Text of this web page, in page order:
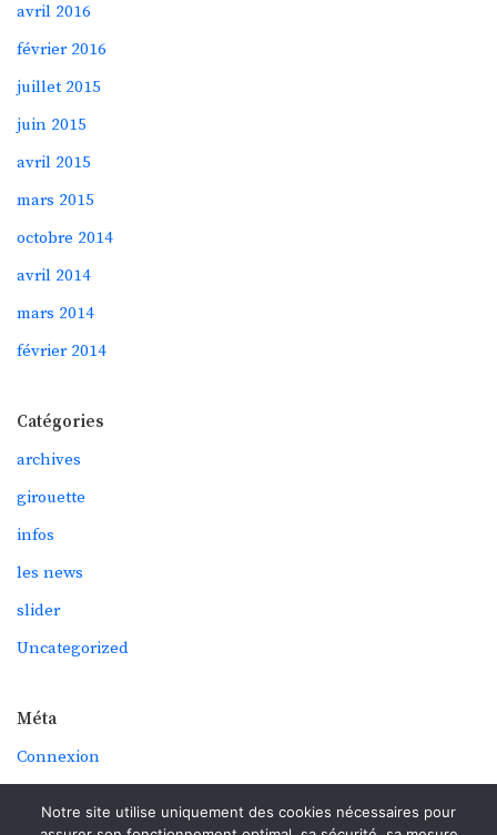
avril 2016
février 2016
juillet 2015
juin 2015
avril 2015
mars 2015
octobre 2014
avril 2014
mars 2014
février 2014
Catégories
archives
girouette
infos
les news
slider
Uncategorized
Méta
Connexion
Notre site utilise uniquement des cookies nécessaires pour